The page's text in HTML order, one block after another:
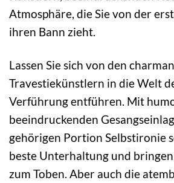
Atmosphäre, die Sie von der
ihren Bann zieht.
Lassen Sie sich von den
Travestiekünstlern in die Welt
Verführung entführen. Mit
beeindruckenden
gehörigen Portion Selbstironie
beste Unterhaltung und
zum Toben. Aber auch die